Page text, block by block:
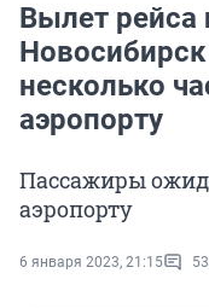
Вылет рейса
несколько
аэропорту
Пассажиры
аэропорту
6 января 2023, 21:15 53